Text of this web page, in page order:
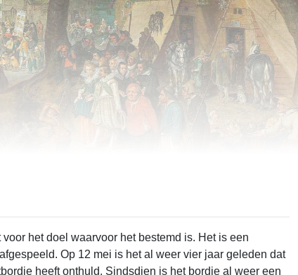
weer vier jaar geleden dat
heeft onthuld. Sindsdien is het bordje al weer een